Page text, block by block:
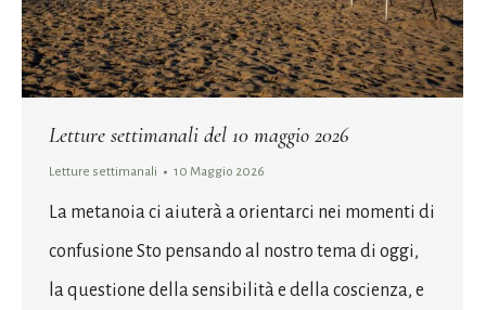
Letture settimanali del 10 maggio 2026
Letture settimanali 10 Maggio 2026
La metanoia ci aiuterà a orientarci nei momenti di
confusione Sto pensando al nostro tema di oggi,
la questione della sensibilità e della coscienza, e